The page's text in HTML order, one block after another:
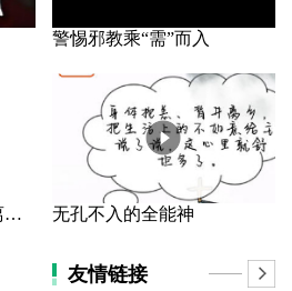
警惕邪教乘“需”而入
王娟娟因“全能神”邪教离家 母亲长年哭泣几近盲 无孔不入的全能神
友情链接